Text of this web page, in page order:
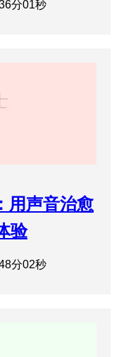
分01秒
用声音治愈
验
分02秒